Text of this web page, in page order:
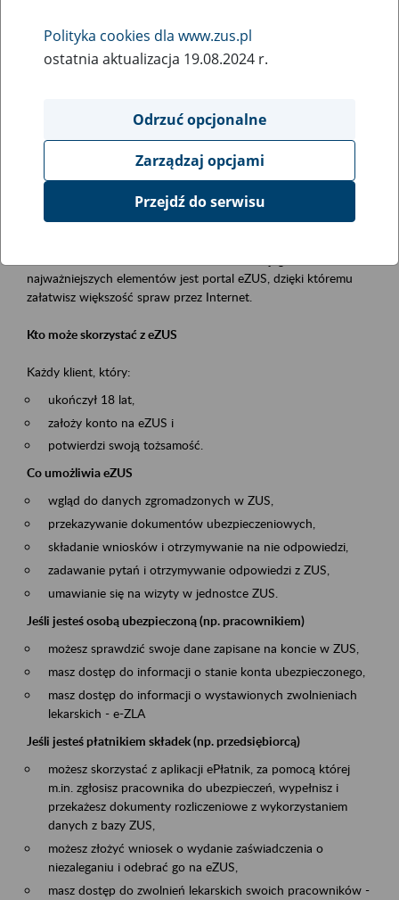
Rodzaj wydarzenia
Szkolenia
Obszar merytoryczny
obsługa klientów
Opis wydarzenia
Platforma Usług Elektronicznych ZUS eZUS
najważniejszych elementów jest portal eZUS, dzięki któremu
załatwisz większość spraw przez Internet.
Kto może skorzystać z eZUS
Każdy klient, który:
ukończył 18 lat,
założy konto na eZUS i
potwierdzi swoją tożsamość.
Co umożliwia eZUS
wgląd do danych zgromadzonych w ZUS,
przekazywanie dokumentów ubezpieczeniowych,
składanie wniosków i otrzymywanie na nie odpowiedzi,
zadawanie pytań i otrzymywanie odpowiedzi z ZUS,
umawianie się na wizyty w jednostce ZUS.
Jeśli jesteś osobą ubezpieczoną (np. pracownikiem)
możesz sprawdzić swoje dane zapisane na koncie w ZUS,
masz dostęp do informacji o stanie konta ubezpieczonego,
masz dostęp do informacji o wystawionych zwolnieniach
lekarskich - e-ZLA
Jeśli jesteś płatnikiem składek (np. przedsiębiorcą)
możesz skorzystać z aplikacji ePłatnik, za pomocą której
m.in. zgłosisz pracownika do ubezpieczeń, wypełnisz i
przekażesz dokumenty rozliczeniowe z wykorzystaniem
danych z bazy ZUS,
możesz złożyć wniosek o wydanie zaświadczenia o
niezaleganiu i odebrać go na eZUS,
masz dostęp do zwolnień lekarskich swoich pracowników -
Polityka cookies dla www.zus.pl
ostatnia aktualizacja 19.08.2024 r.
Odrzuć opcjonalne
Zarządzaj opcjami
Przejdź do serwisu